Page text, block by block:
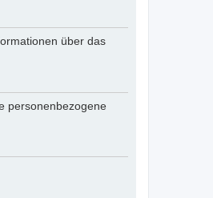
über das
personenbezogene